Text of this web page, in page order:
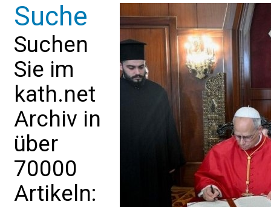
Suche
Suchen
Sie im
kath.net
Archiv in
über
70000
Artikeln: